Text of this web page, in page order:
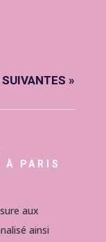
»
À PARIS
aux
ainsi